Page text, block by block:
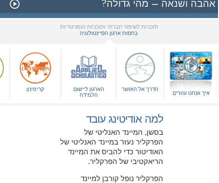
אהבה ושנאה – מהי גדולה?
תוכניות לשיפור חברתי ותוכניות הומניטריות
בחסות ארגון הסיינטולוגיה
איך אנחנו עוזרים
הדרך אל האושר
הארגון ליישום
הלמידה
קרימינון
למה אודיטינג עובד
בסשן, המיינד האנליטי של
הפרקליר נעזר במיינד האנליטי של
האודיטור כדי להביס את המיינד
הריאקטיבי של הפרקליר.
הפרקליר נופל קורבן למיינד